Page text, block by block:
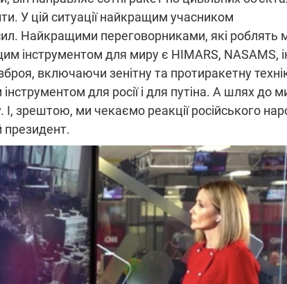
У цій ситуації найкращим учасником
Найкращими переговорниками, які роблять
інструментом для миру є HIMARS, NASAMS,
включаючи зенітну та протиракетну
для росії і для путіна. А шлях до
І, зрештою, ми чекаємо реакції російського
президент.
які знімають на
найгарячіших
напрямках фронту
04.12.2025 12:37
"Відправте
Вернадського на
фронт": стрілецька
бригада Повітряних
сил ЗСУ збирає на
НРК Numo